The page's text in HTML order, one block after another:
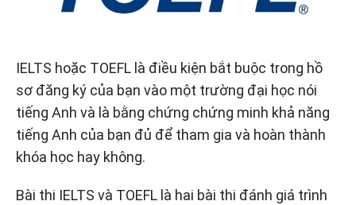
IELTS hoặc TOEFL là điều kiện bắt buộc trong hồ
sơ đăng ký của bạn vào một trường đại học nói
tiếng Anh và là bằng chứng chứng minh khả năng
tiếng Anh của bạn đủ để tham gia và hoàn thành
khóa học hay không.
Bài thi IELTS và TOEFL là hai bài thi đánh giá trình